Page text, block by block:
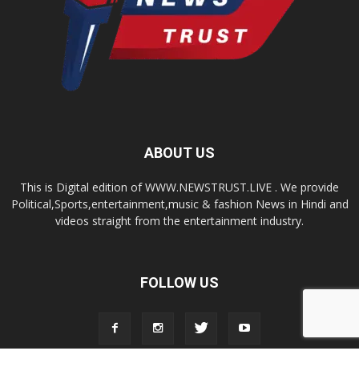
ABOUT US
This is Digital edition of WWW.NEWSTRUST.LIVE . We provide
Political,Sports,entertainment,music & fashion News in Hindi and
videos straight from the entertainment industry.
FOLLOW US